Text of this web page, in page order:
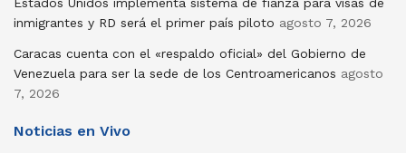
inmigrantes y RD será el primer país piloto agosto 7, 2026
Caracas cuenta con el «respaldo oficial» del Gobierno de
Venezuela para ser la sede de los Centroamericanos agosto
7, 2026
Noticias en Vivo